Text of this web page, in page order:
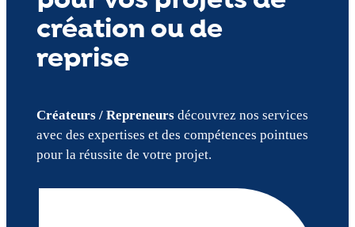
création ou de
reprise
Créateurs / Repreneursdécouvrez nos services
avec des expertises et des compétences pointues
pour la réussite de votre projet.